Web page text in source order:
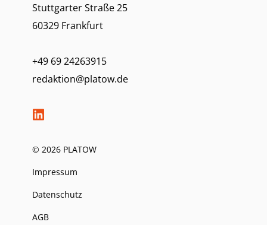
Stuttgarter Straße 25
60329 Frankfurt
+49 69 24263915
redaktion@platow.de
© 2026 PLATOW
Impressum
Datenschutz
AGB